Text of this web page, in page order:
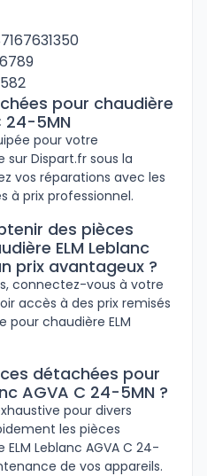
pour chaudière
24-5MN
pour votre
Dispart.fr sous la
vos réparations avec les
à prix professionnel.
des pièces
ELM Leblanc
prix avantageux ?
connectez-vous à votre
accès à des prix remisés
chaudière ELM
détachées pour
AGVA C 24-5MN ?
pour divers
les pièces
Leblanc AGVA C 24-
de vos appareils.